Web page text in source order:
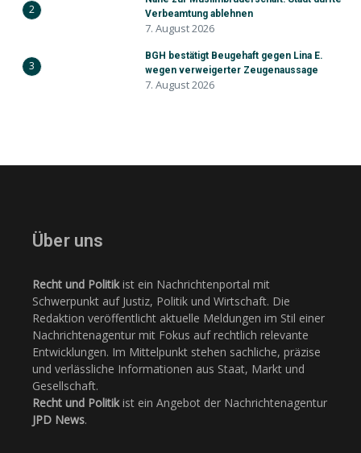
2
Verbeamtung ablehnen
7. August 2026
3
BGH bestätigt Beugehaft gegen Lina E.
wegen verweigerter Zeugenaussage
7. August 2026
Über uns
Recht und Politikist ein Nachrichtenportal mit
Schwerpunkt auf Justiz, Politik und Wirtschaft. Die
Redaktion veröffentlicht aktuelle Meldungen im Stil einer
Nachrichtenagentur mit Fokus auf rechtlich relevante
Entwicklungen. Im Mittelpunkt stehen sachliche, präzise
und verlässliche Informationen aus Staat, Markt und
Gesellschaft.
Recht und Politikist ein Angebot der Nachrichtenagentur
JPD News.